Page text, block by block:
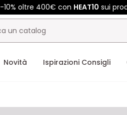
-10% oltre 400€ con HEAT10 sui
Novità Ispirazioni Consigli